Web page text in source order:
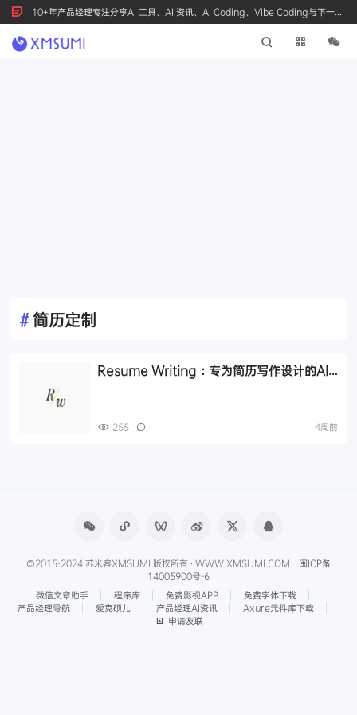
10+年产品经理专注分享AI 工具、AI 资讯、AI Coding、Vibe Coding与下一代
产品创新，按 Ctrl+D 收藏我们
#简历定制
Resume Writing：专为简历写作设计的AI
255 4周前
©2015-2024 苏米客XMSUMI 版权所有 · WWW.XMSUMI.COM 闽ICP备
14005900号-6
微信文章助手
程序库 免费影视APP
免费字体下载
产品经理导航
爱克硕儿 产品经理AI资讯
Axure元件库下载
申请友联